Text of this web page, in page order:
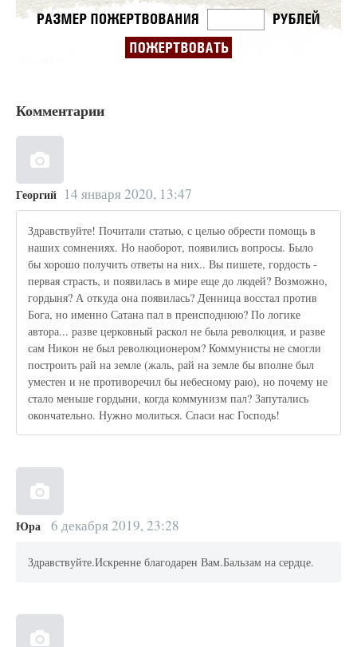
Комментарии
Георгий 14 января 2020, 13:47
Здравствуйте! Почитали статью, с целью обрести помощь в
наших сомнениях. Но наоборот, появились вопросы. Было
бы хорошо получить ответы на них.. Вы пишете, гордость -
первая страсть, и появилась в мире еще до людей? Возможно,
гордыня? А откуда она появилась? Денница восстал против
Бога, но именно Сатана пал в преисподнюю? По логике
автора... разве церковный раскол не была революция, и разве
сам Никон не был революционером? Коммунисты не смогли
построить рай на земле (жаль, рай на земле бы вполне был
уместен и не противоречил бы небесному раю), но почему не
стало меньше гордыни, когда коммунизм пал? Запутались
окончательно. Нужно молиться. Спаси нас Господь!
Юра 6 декабря 2019, 23:28
Здравствуйте.Искренне благодарен Вам.Бальзам на сердце.